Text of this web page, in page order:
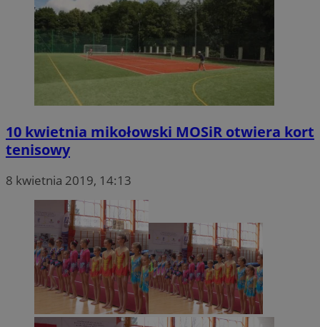
10 kwietnia mikołowski MOSiR otwiera kort
tenisowy
8 kwietnia 2019, 14:13